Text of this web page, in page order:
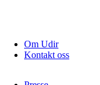
Om Udir
Kontakt oss